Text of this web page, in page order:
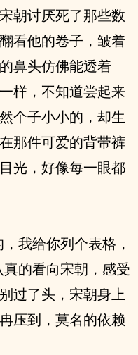
朝讨厌死了那些数
看他的卷子，皱着
鼻头仿佛能透着
样，不知道尝起来
个子小小的，却生
那件可爱的背带裤
光，好像每一眼都
我给你列个表格，
的看向宋朝，感受
过了头，宋朝身上
压到，莫名的依赖